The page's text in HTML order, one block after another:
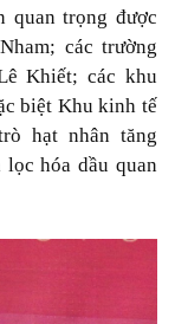
quan trọng được
các trường
Khiết; các khu
biệt Khu kinh tế
hạt nhân tăng
hóa dầu quan